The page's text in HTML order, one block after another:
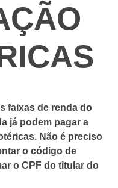
faixas de renda do
já podem pagar a
Não é preciso
o código de
o CPF do titular do